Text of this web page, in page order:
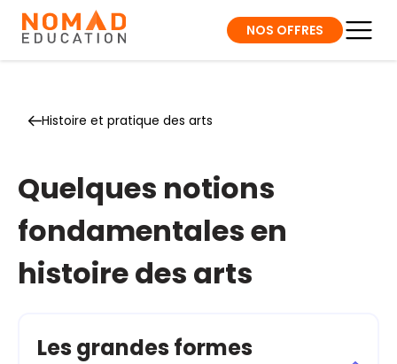
NOS OFFRES
Histoire et pratique des arts
Quelques notions
fondamentales en
histoire des arts
Les grandes formes